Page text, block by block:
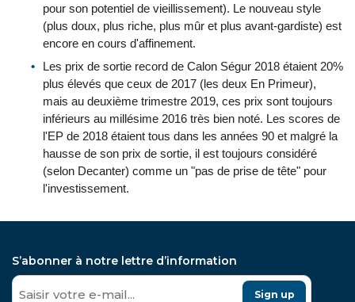
pour son potentiel de vieillissement). Le nouveau style
(plus doux, plus riche, plus mûr et plus avant-gardiste) est
encore en cours d'affinement.
Les prix de sortie record de Calon Ségur 2018 étaient 20%
plus élevés que ceux de 2017 (les deux En Primeur),
mais au deuxième trimestre 2019, ces prix sont toujours
inférieurs au millésime 2016 très bien noté. Les scores de
l'EP de 2018 étaient tous dans les années 90 et malgré la
hausse de son prix de sortie, il est toujours considéré
(selon Decanter) comme un "pas de prise de tête" pour
l'investissement.
S’abonner à notre lettre d’information
Sign up